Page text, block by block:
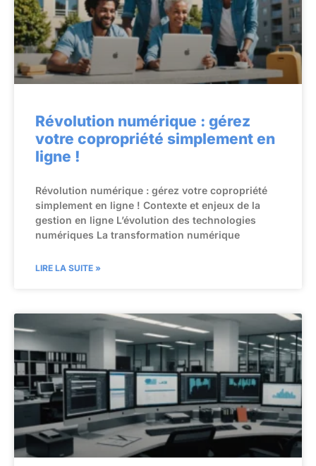
Révolution numérique : gérez
votre copropriété simplement en
ligne !
Révolution numérique : gérez votre copropriété
simplement en ligne ! Contexte et enjeux de la
gestion en ligne L’évolution des technologies
numériques La transformation numérique
LIRE LA SUITE »